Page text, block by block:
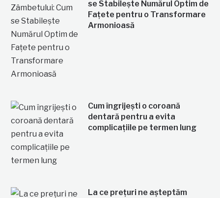
se Stabilește Numărul Optim de
Fațete pentru o Transformare
Armonioasă
Cum îngrijești o coroană
dentară pentru a evita
complicațiile pe termen lung
La ce prețuri ne așteptăm